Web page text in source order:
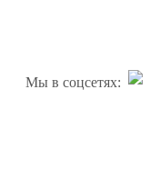
Мы в соцсетях: